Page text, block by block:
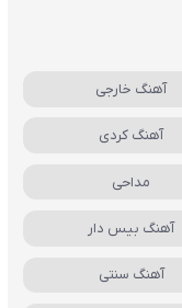
آهنگ خارجی
آهنگ کردی
مداحی
آهنگ بیس دار
آهنگ سنتی